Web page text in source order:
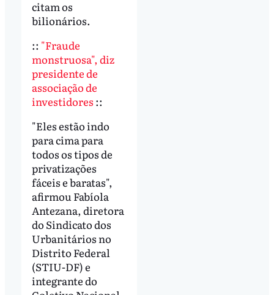
citam os
bilionários.
:: "Fraude
monstruosa", diz
presidente de
associação de
investidores ::
"Eles estão indo
para cima para
todos os tipos de
privatizações
fáceis e baratas",
afirmou Fabíola
Antezana, diretora
do Sindicato dos
Urbanitários no
Distrito Federal
(STIU-DF) e
integrante do